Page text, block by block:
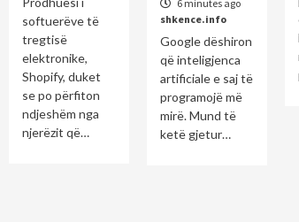
softuerëve të
tregtisë
elektronike,
Shopify, duket
se po përfiton
ndjeshëm nga
njerëzit që…
6 minutes ago
shkence.info
Google dëshiron
që inteligjenca
artificiale e saj të
programojë më
mirë. Mund të
ketë gjetur…